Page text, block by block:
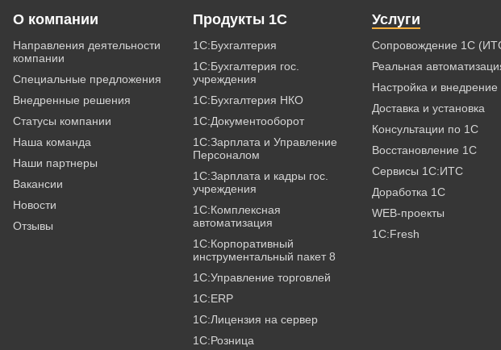
О компании
Направления деятельности
компании
Специальные предложения
Внедренные решения
Статусы компании
Наша команда
Наши партнеры
Вакансии
Новости
Отзывы
Продукты 1С
1С:Бухгалтерия
1С:Бухгалтерия гос.
учреждения
1С:Бухгалтерия НКО
1С:Документооборот
1С:Зарплата и Управление
Персоналом
1С:Зарплата и кадры гос.
учреждения
1С:Комплексная
автоматизация
1С:Корпоративный
инструментальный пакет 8
1С:Управление торговлей
1С:ERP
1С:Лицензия на сервер
1С:Розница
Услуги
Сопровождение 1С
Реальная
Настройка и внедрение
Доставка и установка
Консультации по 1С
Восстановление 1С
Сервисы 1С:ИТС
Доработка 1С
WEB-проекты
1C:Fresh